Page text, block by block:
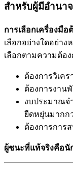
สำหรับผู้มีอำนา
การเลือกเครื่องมื
เลือกอย่างใดอย่า
เลือกตามความต้อง
ต้องการวิเค
ต้องการงาน
งบประมาณจ
ยืดหยุ่นมากก
ต้องการการ
ผู้ชนะที่แท้จริงคือนั